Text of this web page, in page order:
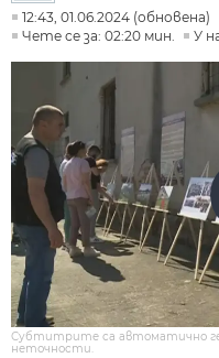
12:43, 01.06.2024 (обновена)
Чете се за: 02:20 мин.
У
Субтитрите са автоматично
неточности.